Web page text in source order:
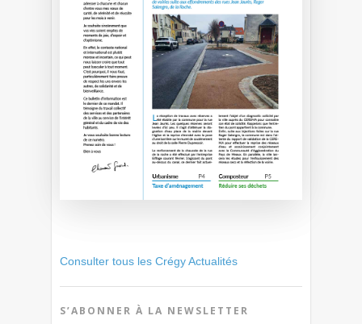
Consulter tous les Crégy Actualités
S’ABONNER À LA NEWSLETTER